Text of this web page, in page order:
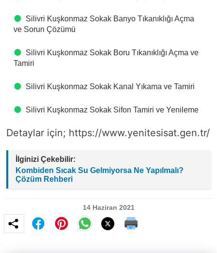
Silivri Kuşkonmaz Sokak Banyo Tıkanıklığı Açma
ve Sorun Çözümü
Silivri Kuşkonmaz Sokak Boru Tıkanıklığı Açma ve
Tamiri
Silivri Kuşkonmaz Sokak Kanal Yıkama ve Tamiri
Silivri Kuşkonmaz Sokak Sifon Tamiri ve Yenileme
Detaylar için; https://www.yenitesisat.gen.tr/
İlginizi Çekebilir:
Kombiden Sıcak Su Gelmiyorsa Ne Yapılmalı?
Çözüm Rehberi
14 Haziran 2021